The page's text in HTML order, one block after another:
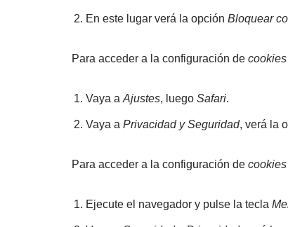
En este lugar verá la opción Bloquear
Para acceder a la configuración de cookies
Vaya a Ajustes, luego Safari.
Vaya a Privacidad y Seguridad, verá la
Para acceder a la configuración de cookies
Ejecute el navegador y pulse la tecla